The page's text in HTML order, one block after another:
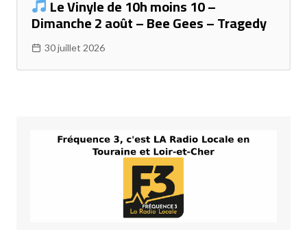
Le Vinyle de 10h moins 10 –
Dimanche 2 août – Bee Gees – Tragedy
30 juillet 2026